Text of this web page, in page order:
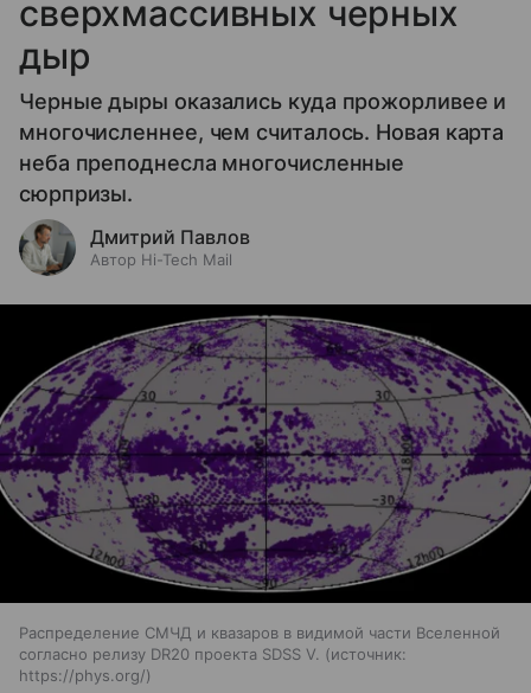
сверхмассивных черных
дыр
Черные дыры оказались куда прожорливее и
многочисленнее, чем считалось. Новая карта
неба преподнесла многочисленные
сюрпризы.
Дмитрий Павлов
Автор Hi-Tech Mail
Распределение СМЧД и квазаров в видимой части Вселенной
согласно релизу DR20 проекта SDSS V.
источник:
https://phys.org/